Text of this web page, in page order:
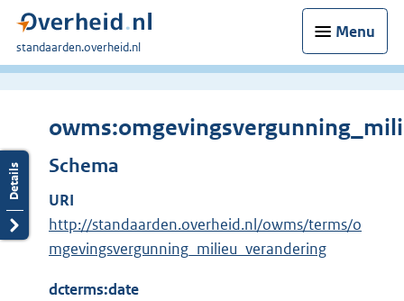
Menu
U
bent
standaarden.overheid.nl
Schema
URI
http://standaarden.overheid.nl/owms/terms/o
mgevingsvergunning_milieu_verandering
dcterms:date